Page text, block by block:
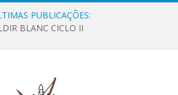
PUBLICAÇÕES:
BLANC CICLO II